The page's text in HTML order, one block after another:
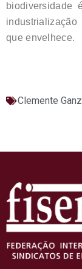
biodiversidade
que envelhece.
Clemente